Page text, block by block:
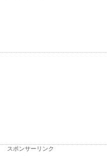
スポンサーリンク